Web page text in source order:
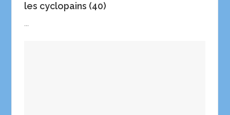
les cyclopains (40)
...